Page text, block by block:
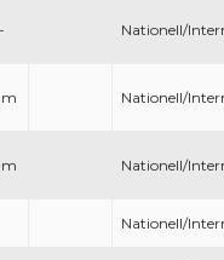
Nationell/
Nationell/
Nationell/
Nationell/